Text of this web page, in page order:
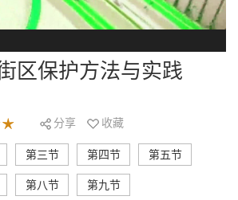
区保护方法与实践
分享 收藏
第三节 第四节 第五节
第八节 第九节